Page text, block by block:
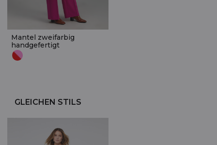
Mantel zweifarbig
handgefertigt
GLEICHEN STILS